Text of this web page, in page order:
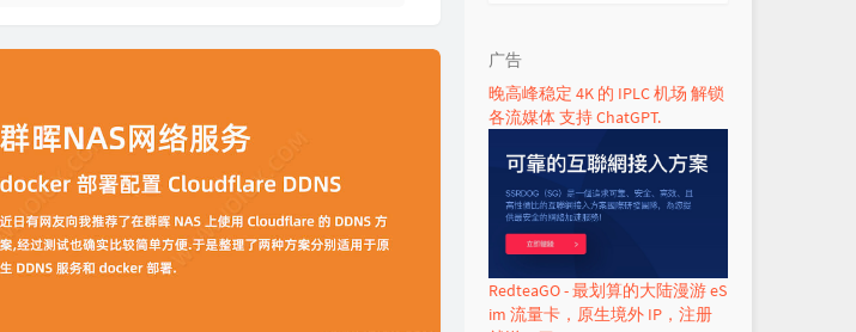
广告
晚高峰稳定 4K 的 IPLC 机场 解锁
各流媒体 支持 ChatGPT.
RedteaGO - 最划算的大陆漫游 eS
im 流量卡，原生境外 IP，注册